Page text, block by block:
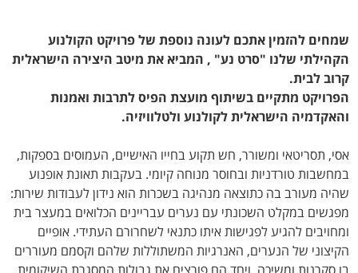
שמחים להזמין אתכם לעונה נוספת של פרויקט הקולנוע
הקהילתי שלנו "סרט נע" , המביא את מיטב היצירה הישראלית
קרוב לבית.
הפרויקט מתקיים בשיתוף מועצת הפיס לתרבות ואמנות
והאקדמיה הישראלית לקולנוע ולטלוויזיה.
אסי, תסריטאי ומשורר, חש תקוע בחייו האישיים, העמוסים בספקות,
במחשבות טורדניות ובחוסר מנוחה קיומי. בעקבות תאונת אופנוע
שהיה מעורב בה כתוצאה מנהיגה בשכרות הוא נידון לעבודות שירות:
מפגשים במקלט השכונתי עם נערים עבריינים הכלואים במעצר בית
ומחויבים להגיע לפגישות איתו כתנאי לשחרורם העתידי. אופיים
הקיצוני של הנערים, האנרגיות המשתוללות שלהם וקסמם מעוררים